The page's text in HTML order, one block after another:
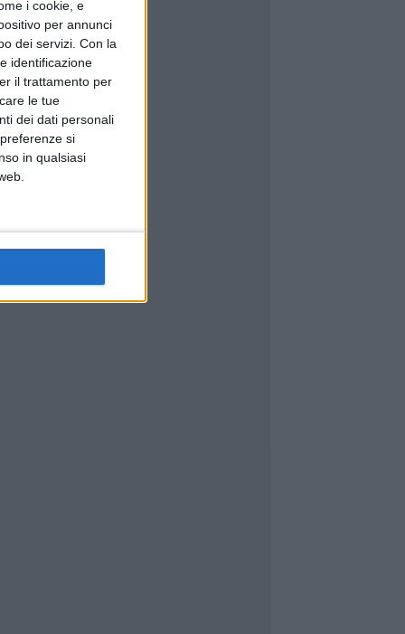
i cookie, e
per annunci
dei servizi. Con la
identificazione
il trattamento per
le tue
dei dati personali
si
in qualsiasi